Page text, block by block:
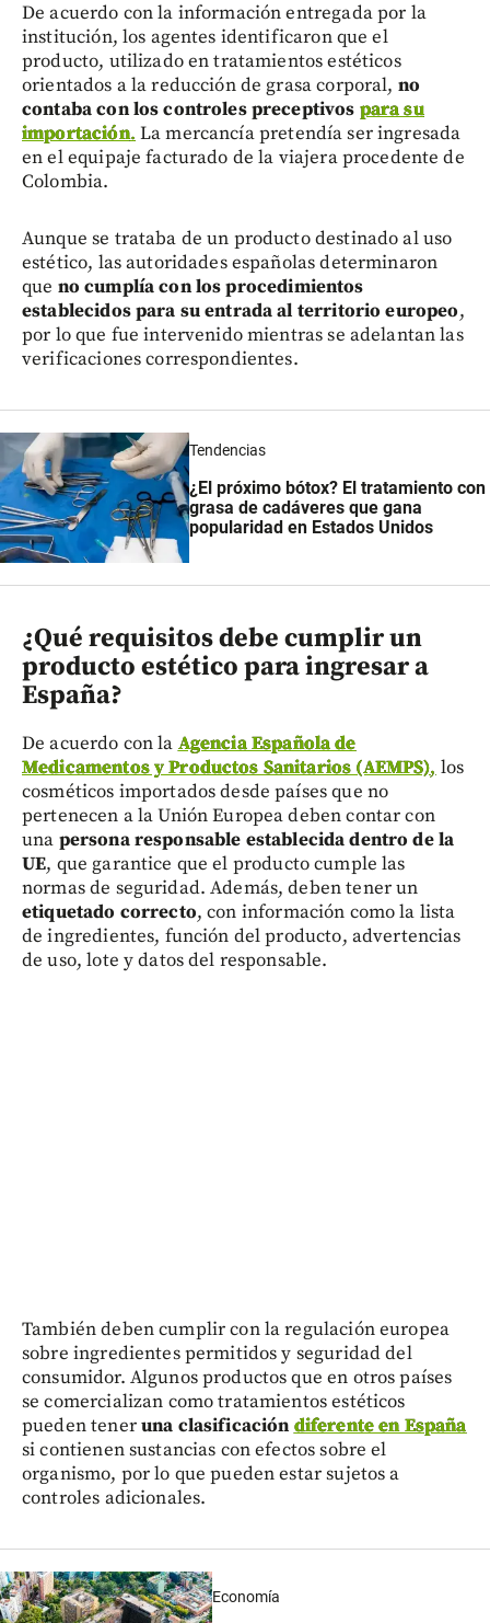
De acuerdo con la información entregada por la
institución, los agentes identificaron que el
producto, utilizado en tratamientos estéticos
orientados a la reducción de grasa corporal, no
contaba con los controles preceptivos para su
importación. La mercancía pretendía ser ingresada
en el equipaje facturado de la viajera procedente de
Colombia.
Aunque se trataba de un producto destinado al uso
estético, las autoridades españolas determinaron
que no cumplía con los procedimientos
establecidos para su entrada al territorio europeo,
por lo que fue intervenido mientras se adelantan las
verificaciones correspondientes.
Tendencias
¿El próximo bótox? El tratamiento con
grasa de cadáveres que gana
popularidad en Estados Unidos
¿Qué requisitos debe cumplir un
producto estético para ingresar a
España?
De acuerdo con la Agencia Española de
Medicamentos y Productos Sanitarios (AEMPS), los
cosméticos importados desde países que no
pertenecen a la Unión Europea deben contar con
una persona responsable establecida dentro de la
UE, que garantice que el producto cumple las
normas de seguridad. Además, deben tener un
etiquetado correcto, con información como la lista
de ingredientes, función del producto, advertencias
de uso, lote y datos del responsable.
También deben cumplir con la regulación europea
sobre ingredientes permitidos y seguridad del
consumidor. Algunos productos que en otros países
se comercializan como tratamientos estéticos
pueden teneruna clasificación diferente en España
si contienen sustancias con efectos sobre el
organismo, por lo que pueden estar sujetos a
controles adicionales.
Economía